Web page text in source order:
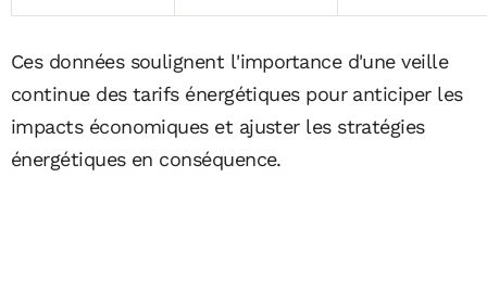
Ces données soulignent l'importance d'une veille
continue des tarifs énergétiques pour anticiper les
impacts économiques et ajuster les stratégies
énergétiques en conséquence.